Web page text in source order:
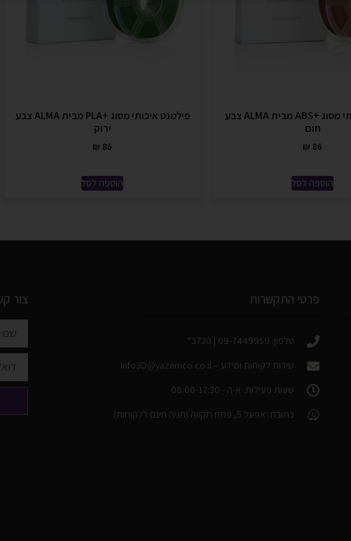
פילמנט איכותי מסוג +ABS מבית ALMA צבע
חום
₪ 86
הוספה לסל
פילמנט איכותי מסוג +PLA מבית ALMA צבע
ירוק
₪ 86
הוספה לסל
פרטי התקשרות
טלפון: 09-7449959 | 3730*
שירות לקוחות ומידע – Info3D@yazamco.co.il
שעות פעילות: א-ה - 08:00-17:30
כתובת: אפעל 5, פתח תקווה (חניה חינם ללקוחות)
צור